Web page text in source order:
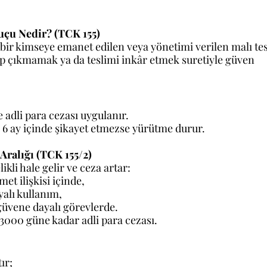
Nedir? (TCK 155)
kimseye emanet edilen veya yönetimi verilen malı
çıkmamak ya da teslimi inkâr etmek suretiyle güven
adli para cezası uygulanır.
6 ay içinde şikayet etmezse yürütme durur.
(TCK 155/2)
hale gelir ve ceza artar:
ilişkisi içinde,
kullanım,
dayalı görevlerde.
3000 güne kadar adli para cezası.